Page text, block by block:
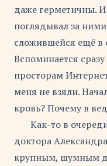
даже герметичны.
поглядывал за
сложившейся ещё в
Вспоминается
просторам
меня не взяли.
кровь? Почему в
Как-то в
доктора
крупным, шумным